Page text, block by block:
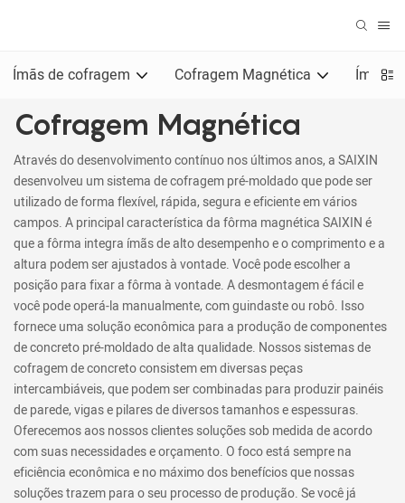
Ímãs de cofragem Cofragem Magnética Ímãs
Cofragem Magnética
Através do desenvolvimento contínuo nos últimos anos, a SAIXIN
desenvolveu um sistema de cofragem pré-moldado que pode ser
utilizado de forma flexível, rápida, segura e eficiente em vários
campos. A principal característica da fôrma magnética SAIXIN é
que a fôrma integra ímãs de alto desempenho e o comprimento e a
altura podem ser ajustados à vontade. Você pode escolher a
posição para fixar a fôrma à vontade. A desmontagem é fácil e
você pode operá-la manualmente, com guindaste ou robô. Isso
fornece uma solução econômica para a produção de componentes
de concreto pré-moldado de alta qualidade. Nossos sistemas de
cofragem de concreto consistem em diversas peças
intercambiáveis, que podem ser combinadas para produzir painéis
de parede, vigas e pilares de diversos tamanhos e espessuras.
Oferecemos aos nossos clientes soluções sob medida de acordo
com suas necessidades e orçamento. O foco está sempre na
eficiência econômica e no máximo dos benefícios que nossas
soluções trazem para o seu processo de produção. Se você já